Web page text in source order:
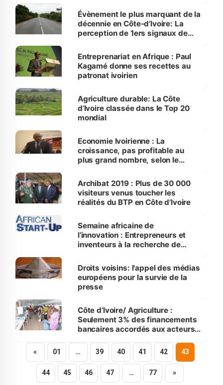
Évènement le plus marquant de la
décennie en Côte-d’Ivoire: La
perception de 1ers signaux de
Entreprenariat en Afrique : Paul
Kagamé donne ses recettes au
patronat ivoirien
Agriculture durable: La Côte
d’Ivoire classée dans le Top 20
mondial
Economie Ivoirienne : La
croissance, pas profitable au
plus grand nombre, selon le
Archibat 2019 : Plus de 30 000
visiteurs venus toucher les
réalités du BTP en Côte d’Ivoire
Semaine africaine de
l’innovation : Entrepreneurs et
inventeurs à la recherche de
Droits voisins: l'appel des médias
européens pour la survie de la
presse
Côte d’Ivoire/ Agriculture :
Seulement 3% des financements
bancaires accordés aux acteurs
« 01 … 39 40 41 42 43
44 45 46 47 … 77 »